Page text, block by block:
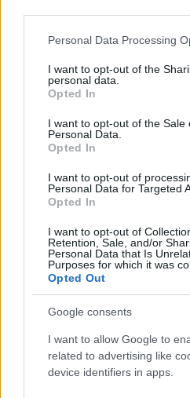
Please note that this website/
not limited to your visit or usage
grant or deny consent to Google
use your data for below
consent section.
Personal Data Processing
I want to opt-out of the
personal data.
Opted In
I want to opt-out of the Sale
Personal Data.
Opted In
I want to opt-out of
Personal Data for Targeted
Opted In
I want to opt-out of
Retention, Sale, and/or
Personal Data that Is
Purposes for which it was
Opted Out
Google consents
I want to allow Google to
related to advertising like
device identifiers in apps.
07:0729.05.24
Τριήμερο του Αγίου
η διαμονή σε
Αίγινα και Πόρο